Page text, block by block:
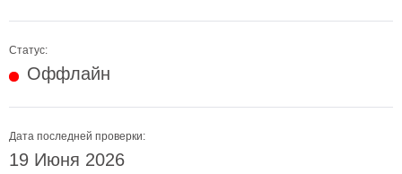
Статус:
Оффлайн
Дата последней проверки:
19 Июня 2026